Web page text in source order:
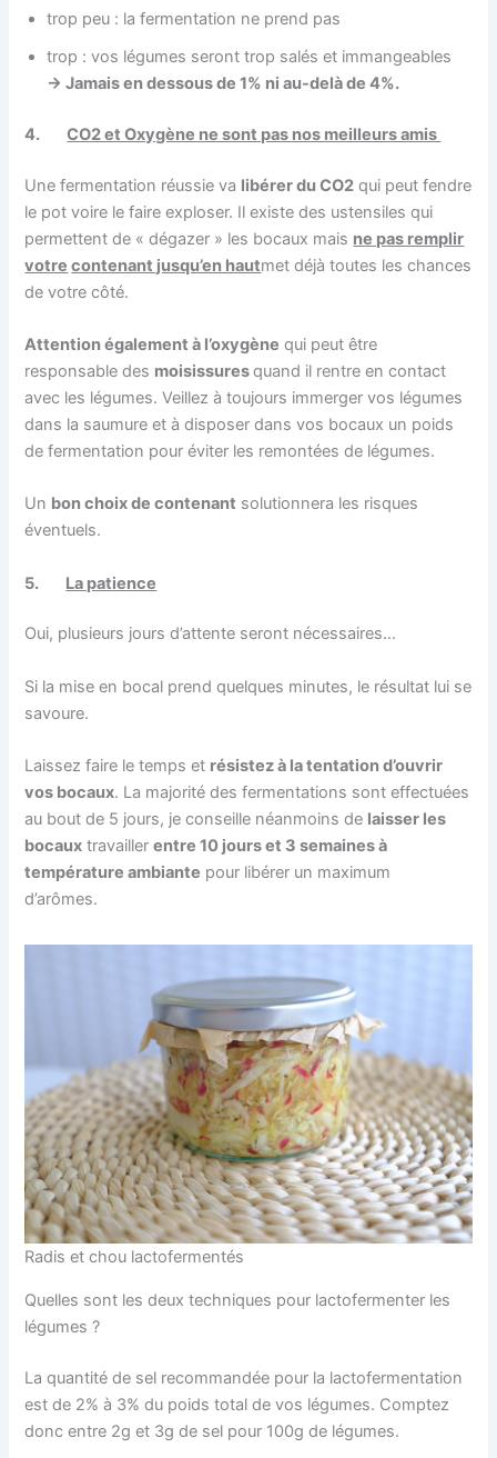
trop peu : la fermentation ne prend pas
trop : vos légumes seront trop salés et immangeables
→ Jamais en dessous de 1% ni au-delà de 4%.
4.CO2 et Oxygène ne sont pas nos meilleurs amis
Une fermentation réussie va libérer du CO2 qui peut fendre
le pot voire le faire exploser. Il existe des ustensiles qui
permettent de « dégazer » les bocaux mais ne pas remplir
votre contenant jusqu’en hautmet déjà toutes les chances
de votre côté.
Attention également à l’oxygène qui peut être
responsable des moisissuresquand il rentre en contact
avec les légumes. Veillez à toujours immerger vos légumes
dans la saumure et à disposer dans vos bocaux un poids
de fermentation pour éviter les remontées de légumes.
Un bon choix de contenant solutionnera les risques
éventuels.
5. La patience
Oui, plusieurs jours d’attente seront nécessaires…
Si la mise en bocal prend quelques minutes, le résultat lui se
savoure.
Laissez faire le temps et résistez à la tentation d’ouvrir
vos bocaux. La majorité des fermentations sont effectuées
au bout de 5 jours, je conseille néanmoins de laisser les
bocaux travaillerentre 10 jours et 3 semaines à
température ambiante pour libérer un maximum
d’arômes.
Radis et chou lactofermentés
Quelles sont les deux techniques pour lactofermenter les
légumes ?
La quantité de sel recommandée pour la lactofermentation
est de 2% à 3% du poids total de vos légumes. Comptez
donc entre 2g et 3g de sel pour 100g de légumes.